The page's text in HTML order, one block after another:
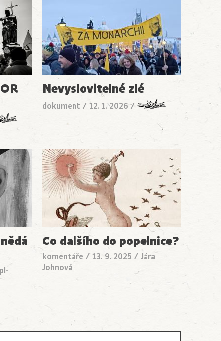
Nevyslovitelné zlé
dokument /12. 1. 2026/
Co dalšího do popelnice?
komentáře /13. 9. 2025 /Jára
Johnová